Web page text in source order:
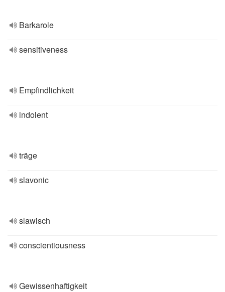
Barkarole
sensitiveness
Empfindlichkeit
indolent
träge
slavonic
slawisch
conscientiousness
Gewissenhaftigkeit